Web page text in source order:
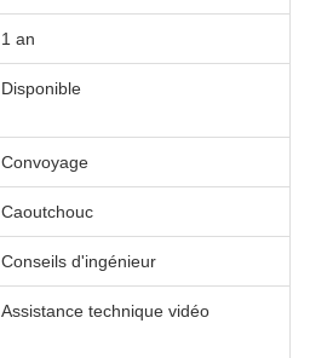
1 an
Disponible
Convoyage
Caoutchouc
Conseils d'ingénieur
Assistance technique vidéo